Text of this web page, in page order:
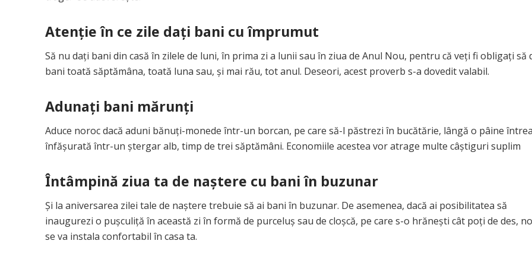
Atenție în ce zile dați bani cu împrumut
Să nu dați bani din casă în zilele de luni, în prima zi a lunii sau în ziua de Anul Nou, pentru că veți fi obligați să
bani toată săptămâna, toată luna sau, și mai rău, tot anul. Deseori, acest proverb s-a dovedit valabil.
Adunați bani mărunți
Aduce noroc dacă aduni bănuţi-monede într-un borcan, pe care să-l păstrezi în bucătărie, lângă o pâine
înfășurată într-un ștergar alb, timp de trei săptămâni. Economiile acestea vor atrage multe câștiguri suplim
Întâmpină ziua ta de naștere cu bani în buzunar
Și la aniversarea zilei tale de naștere trebuie să ai bani în buzunar. De asemenea, dacă ai posibilitatea să
inaugurezi o pușculiță în această zi în formă de purceluș sau de cloșcă, pe care s-o hrănești cât poți de des,
se va instala confortabil în casa ta.